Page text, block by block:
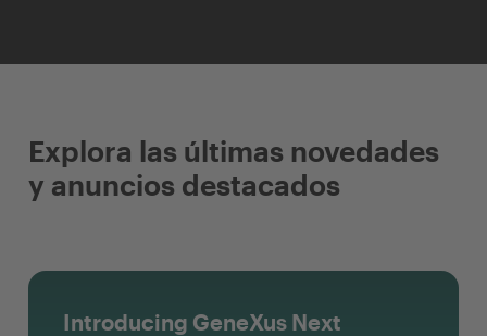
Explora las últimas novedades
y anuncios destacados
Introducing GeneXus Next